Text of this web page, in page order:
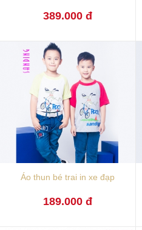
389.000 đ
Áo thun bé trai in xe đạp
189.000 đ